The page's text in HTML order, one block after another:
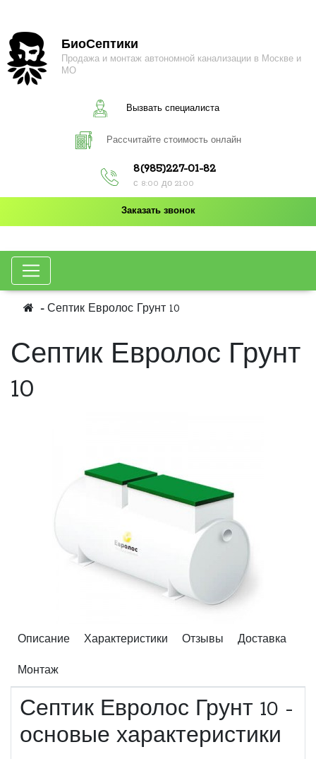
БиоСептики
Продажа и монтаж автономной канализации в Москве и
МО
Вызвать специалиста
Рассчитайте стоимость онлайн
8(985)227-01-82
с 8:00 до 21:00
Заказать звонок
Септик Евролос Грунт 10
Септик Евролос Грунт
10
Описание Характеристики Отзывы Доставка
Монтаж
Септик Евролос Грунт 10 -
основые характеристики